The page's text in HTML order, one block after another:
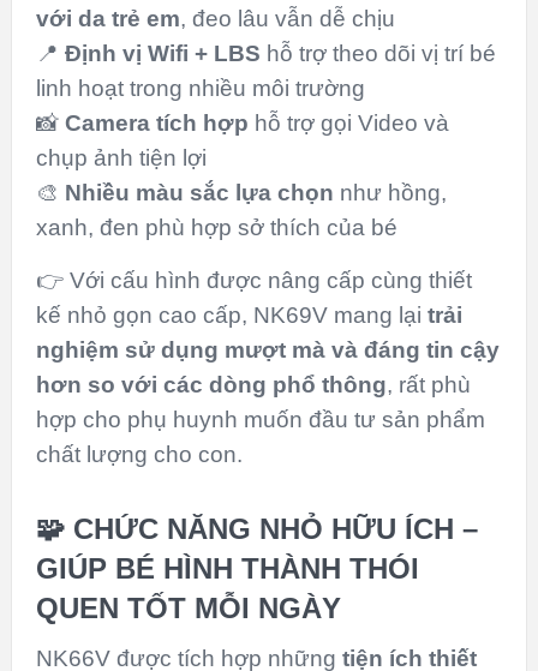
với da trẻ em, đeo lâu vẫn dễ chịu
📍 Định vị Wifi + LBS hỗ trợ theo dõi vị trí bé
linh hoạt trong nhiều môi trường
📸 Camera tích hợp hỗ trợ gọi Video và
chụp ảnh tiện lợi
🎨 Nhiều màu sắc lựa chọn như hồng,
xanh, đen phù hợp sở thích của bé
👉 Với cấu hình được nâng cấp cùng thiết
kế nhỏ gọn cao cấp, NK69V mang lại trải
nghiệm sử dụng mượt mà và đáng tin cậy
hơn so với các dòng phổ thông, rất phù
hợp cho phụ huynh muốn đầu tư sản phẩm
chất lượng cho con.
🧩 CHỨC NĂNG NHỎ HỮU ÍCH –
GIÚP BÉ HÌNH THÀNH THÓI
QUEN TỐT MỖI NGÀY
NK66V được tích hợp những tiện ích thiết